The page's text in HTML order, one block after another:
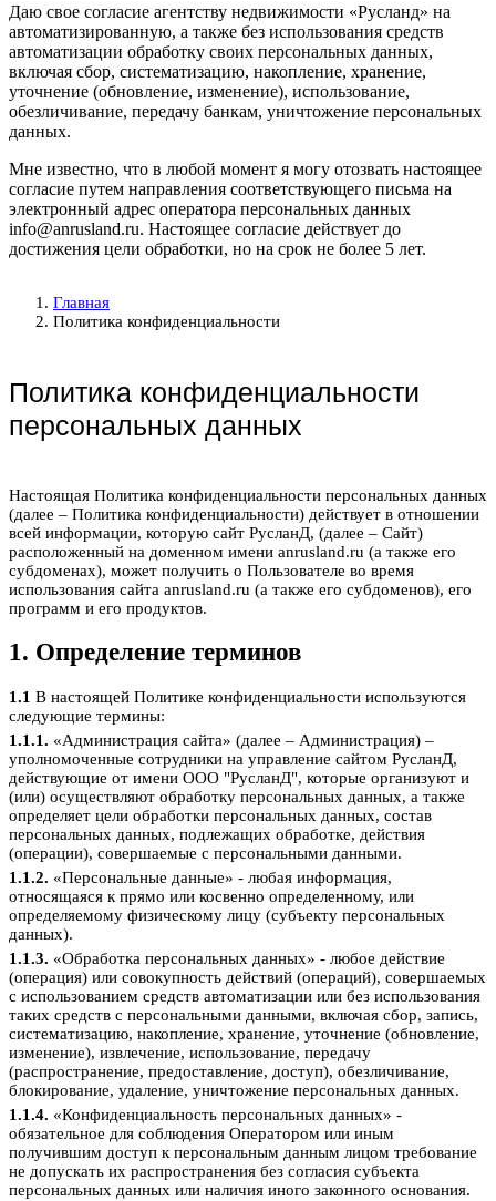
Даю свое согласие агентству недвижимости «Русланд» на
автоматизированную, а также без использования средств
автоматизации обработку своих персональных данных,
включая сбор, систематизацию, накопление, хранение,
уточнение (обновление, изменение), использование,
обезличивание, передачу банкам, уничтожение персональных
данных.
Мне известно, что в любой момент я могу отозвать настоящее
согласие путем направления соответствующего письма на
электронный адрес оператора персональных данных
info@anrusland.ru. Настоящее согласие действует до
достижения цели обработки, но на срок не более 5 лет.
Главная
Политика конфиденциальности
Политика конфиденциальности
персональных данных
Настоящая Политика конфиденциальности персональных данных
(далее – Политика конфиденциальности) действует в отношении
всей информации, которую сайт РусланД, (далее – Сайт)
расположенный на доменном имени anrusland.ru (а также его
субдоменах), может получить о Пользователе во время
использования сайта anrusland.ru (а также его субдоменов), его
программ и его продуктов.
1. Определение терминов
1.1 В настоящей Политике конфиденциальности используются
следующие термины:
1.1.1. «Администрация сайта» (далее – Администрация) –
уполномоченные сотрудники на управление сайтом РусланД,
действующие от имени ООО "РусланД", которые организуют и
(или) осуществляют обработку персональных данных, а также
определяет цели обработки персональных данных, состав
персональных данных, подлежащих обработке, действия
(операции), совершаемые с персональными данными.
1.1.2. «Персональные данные» - любая информация,
относящаяся к прямо или косвенно определенному, или
определяемому физическому лицу (субъекту персональных
данных).
1.1.3. «Обработка персональных данных» - любое действие
(операция) или совокупность действий (операций), совершаемых
с использованием средств автоматизации или без использования
таких средств с персональными данными, включая сбор, запись,
систематизацию, накопление, хранение, уточнение (обновление,
изменение), извлечение, использование, передачу
(распространение, предоставление, доступ), обезличивание,
блокирование, удаление, уничтожение персональных данных.
1.1.4. «Конфиденциальность персональных данных» -
обязательное для соблюдения Оператором или иным
получившим доступ к персональным данным лицом требование
не допускать их распространения без согласия субъекта
персональных данных или наличия иного законного основания.